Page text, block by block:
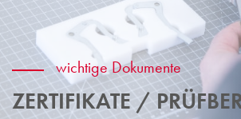
wichtige Dokumente
ZERTIFIKATE /